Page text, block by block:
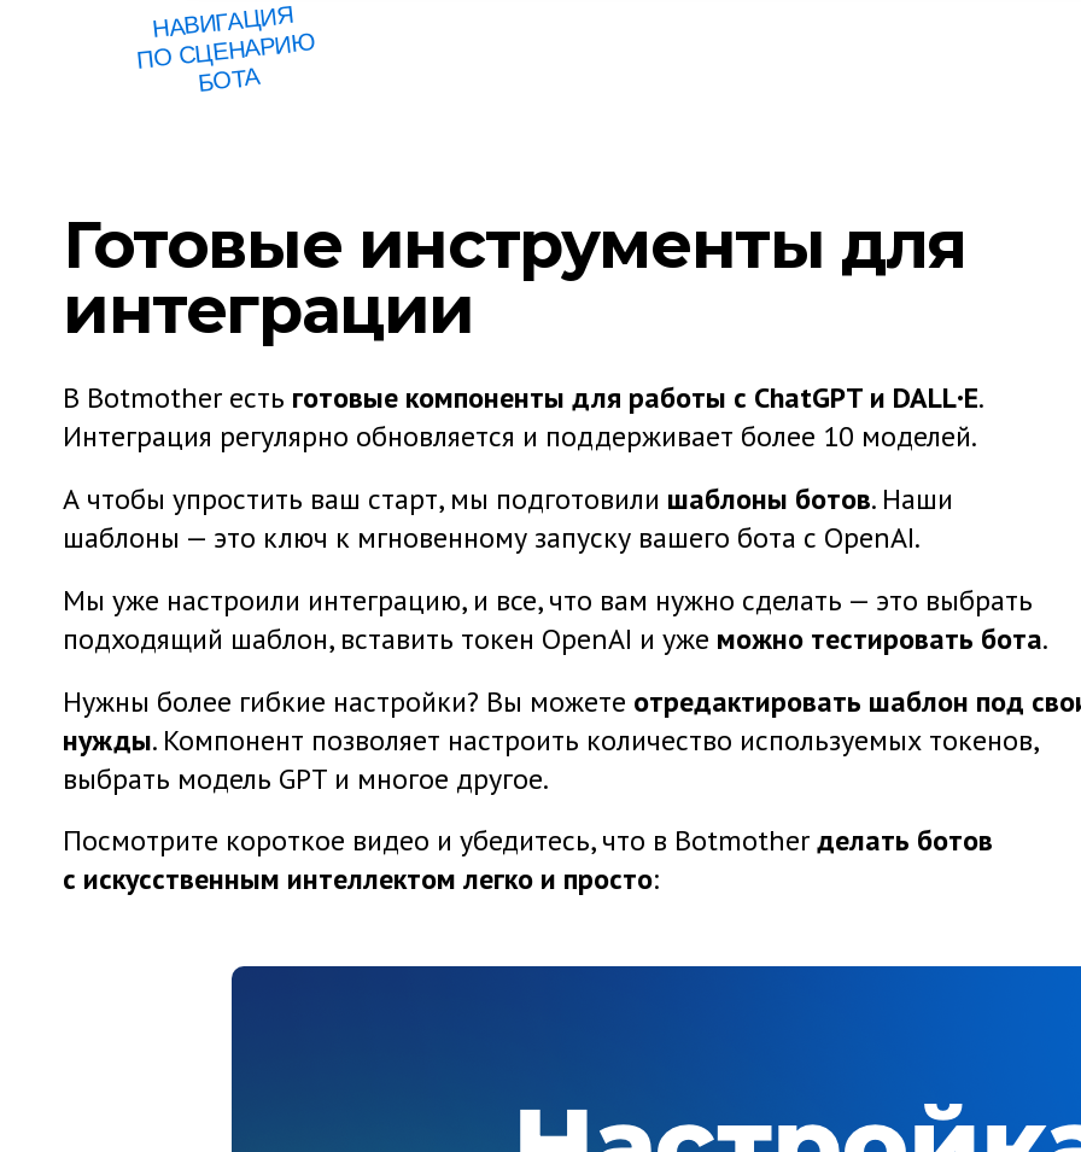
НАВИГАЦИЯ
ПО СЦЕНАРИ
Ю
БОТА
СОХРАНЕНИЕ ВОПРОСА ОТ КЛИЕНТА ДЛЯ ПЕРЕДАЧИ
В CHATGPT
ВОПРОСА В
CHATGPT ЭКРАН НА
КНОПКА
CHATGPT
КЛИЕНТА
А чтобы упростить ваш старт, мы подготовили шаблоны ботов. Наши
шаблоны — это ключ к мгновенному запуску вашего бота с OpenAI.
В Botmother есть готовые компоненты для работы с ChatGPT и DALL·E.
Интеграция регулярно обновляется и поддерживает более 10 моделей.
Готовые инструменты для
интеграции
Нужны более гибкие настройки? Вы можете отредактировать шаблон под
нужды. Компонент позволяет настроить количество используемых токенов,
выбрать модель GPT и многое другое.
Мы уже настроили интеграцию, и все, что вам нужно сделать — это выбрать
подходящий шаблон, вставить токен OpenAI и уже можно тестировать бота.
Посмотрите короткое видео и убедитесь, что в Botmotherделать ботов
с искусственным интеллектом легко и просто: